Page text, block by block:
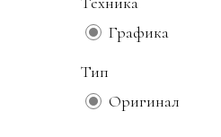
Графика
Тип
Оригинал